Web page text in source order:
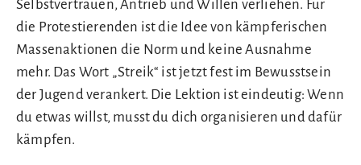
Selbstvertrauen, Antrieb und Willen verliehen. Für
die Protestierenden ist die Idee von kämpferischen
Massenaktionen die Norm und keine Ausnahme
mehr. Das Wort „Streik“ ist jetzt fest im Bewusstsein
der Jugend verankert. Die Lektion ist eindeutig: Wenn
du etwas willst, musst du dich organisieren und dafür
kämpfen.